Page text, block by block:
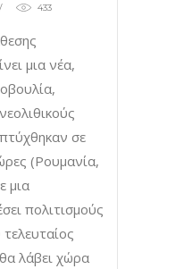
433
μια νέα,
σε
(Ρουμανία,
μια
πολιτισμούς
λάβει χώρα